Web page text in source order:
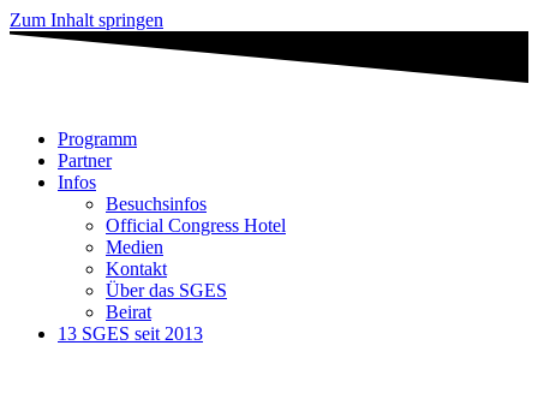
Zum Inhalt springen
Programm
Partner
Infos
Besuchsinfos
Official Congress Hotel
Medien
Kontakt
Über das SGES
Beirat
13 SGES seit 2013